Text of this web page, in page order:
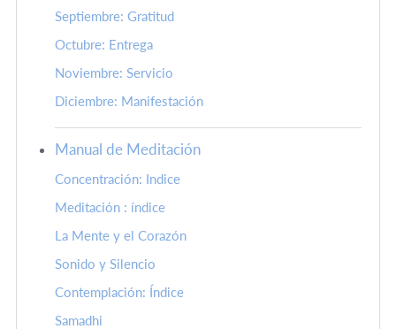
Septiembre: Gratitud
Octubre: Entrega
Noviembre: Servicio
Diciembre: Manifestación
Manual de Meditación
Concentración: Indice
Meditación : índice
La Mente y el Corazón
Sonido y Silencio
Contemplación: Índice
Samadhi